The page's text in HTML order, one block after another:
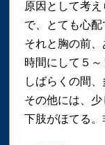
原因として考
で、とても心配
それと胸の前、
時間にして５～
しばらくの間
その他には、
下肢がほてる。